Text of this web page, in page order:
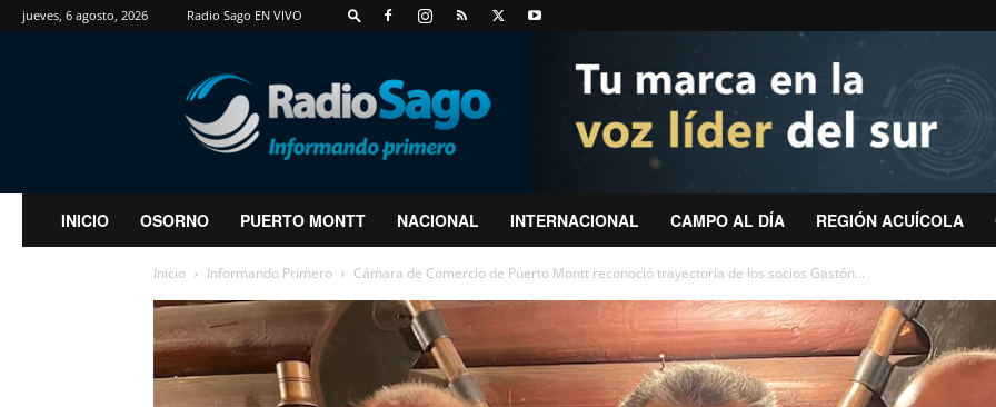
jueves, 6 agosto, 2026 Radio Sago EN VIVO
RadioSago
INICIO OSORNO PUERTO MONTT NACIONAL INTERNACIONAL CAMPO AL DÍA REGIÓN ACUÍCOLA
Inicio Informando Primero Cámara de Comercio de Puerto Montt reconoció trayectoria de los socios Gastón...